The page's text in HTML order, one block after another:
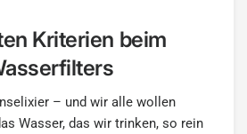
Kriterien beim
– und wir alle wollen
Wasser, das wir trinken, so rein